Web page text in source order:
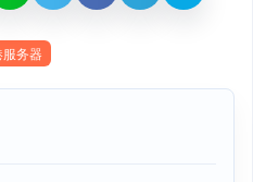
服务器